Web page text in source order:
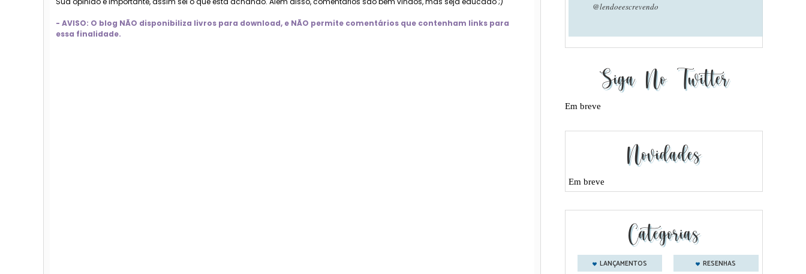
- AVISO: O blog NÃO disponibiliza livros para download, e NÃO permite comentários que contenham links para
essa finalidade.
@lendoeescrevendo
Siga No Twitter
Em breve
Novidades
Em breve
Categorias
LANÇAMENTOS RESENHAS